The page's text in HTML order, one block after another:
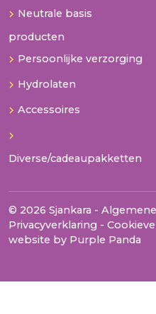
Neutrale basis
producten
Persoonlijke verzorging
Hydrolaten
Accessoires
Diverse/cadeaupakketten
© 2026 Sjankara -
Privacyverklaring -
website by Purple Panda